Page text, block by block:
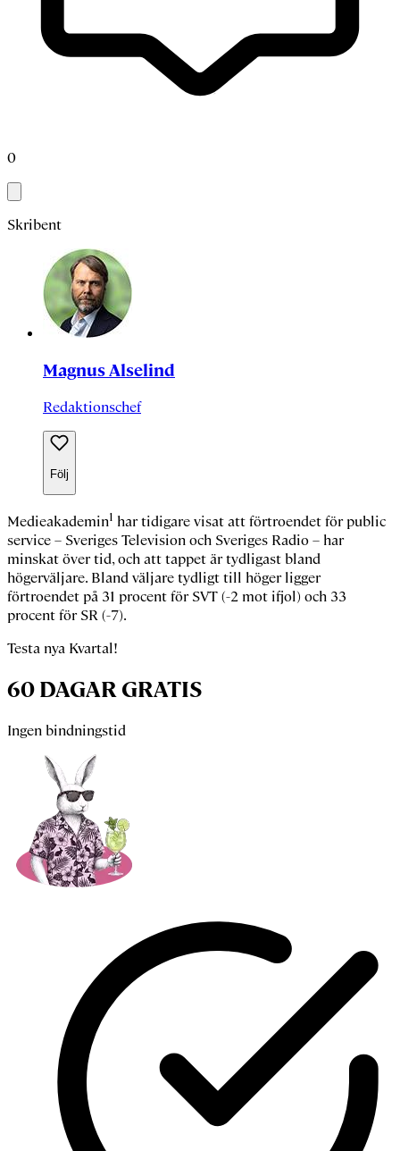
0
Skribent
Magnus Alselind
Redaktionschef
Följ
Medieakademin1 har tidigare visat att förtroendet för public
service – Sveriges Television och Sveriges Radio – har
minskat över tid, och att tappet är tydligast bland
högerväljare. Bland väljare tydligt till höger ligger
förtroendet på 31 procent för SVT (−2 mot ifjol) och 33
procent för SR (−7).
Testa nya Kvartal!
60 DAGAR GRATIS
Ingen bindningstid